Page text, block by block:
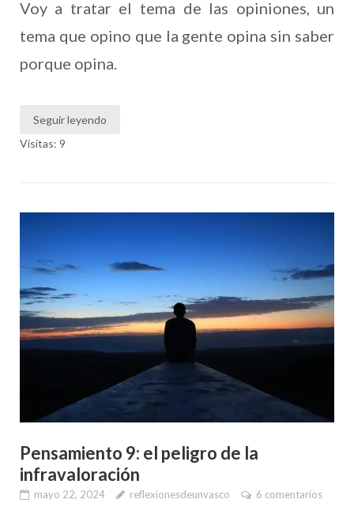
Voy a tratar el tema de las opiniones, un
tema que opino que la gente opina sin saber
porque opina.
Seguir leyendo
Visitas: 9
Pensamiento 9: el peligro de la
infravaloración
mayo 22, 2024 reflexionesdeunvasco 6 comentarios